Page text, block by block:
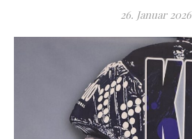
26. Januar 2026